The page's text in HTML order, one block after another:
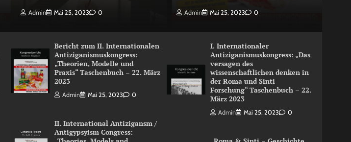
Admin Mai 25, 2023 0
Bericht zum II. Internationalen
Antiziganismuskongress:
„Theorien, Modelle und
Praxis“ Taschenbuch – 22. März
2023
Admin Mai 25, 2023 0
II. International Antizigansm /
Antigypsyism Congress:
Admin Mai 25, 2023 0
I. Internationaler
Antiziganismuskongress: „Das
versagen des
wissenschaftlichen denken in
der Roma und Sinti
Forschung“ Taschenbuch – 22.
März 2023
Admin Mai 25, 2023 0